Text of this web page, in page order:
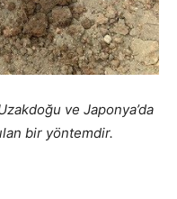
ve Japonya’da
bir yöntemdir.